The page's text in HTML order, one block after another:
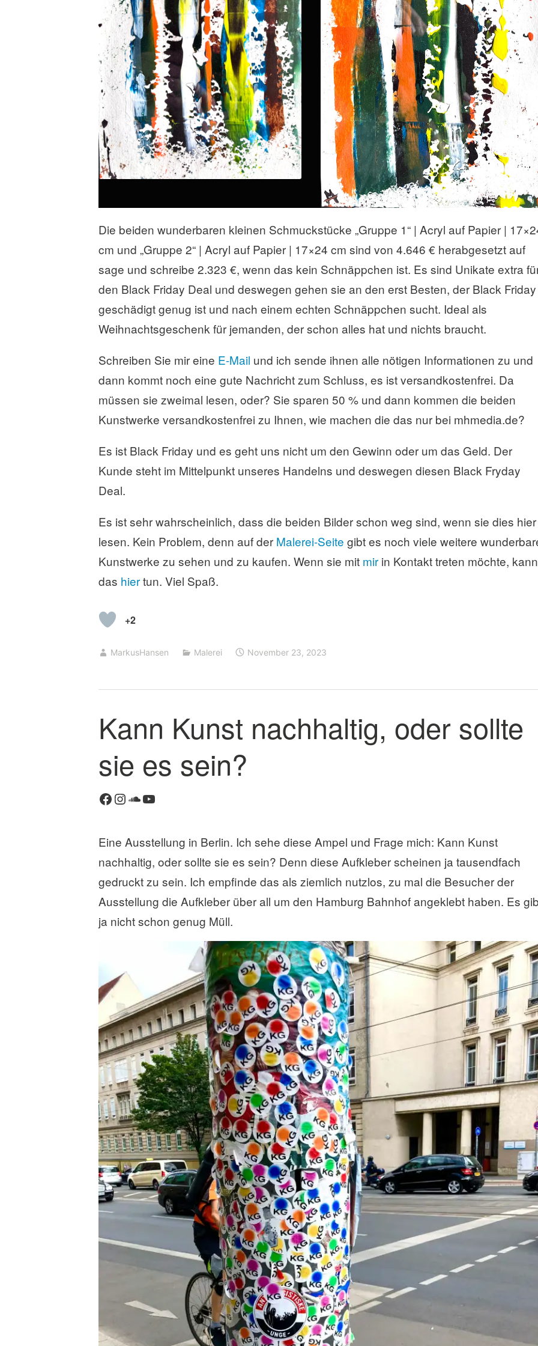
Die beiden wunderbaren kleinen Schmuckstücke „Gruppe 1“ | Acryl auf Papier |
cm und „Gruppe 2“ | Acryl auf Papier | 17×24 cm sind von 4.646 € herabgesetzt auf
sage und schreibe 2.323 €, wenn das kein Schnäppchen ist. Es sind Unikate extra
den Black Friday Deal und deswegen gehen sie an den erst Besten, der Black Friday
geschädigt genug ist und nach einem echten Schnäppchen sucht. Ideal als
Weihnachtsgeschenk für jemanden, der schon alles hat und nichts braucht.
Schreiben Sie mir eine E-Mail und ich sende ihnen alle nötigen Informationen zu und
dann kommt noch eine gute Nachricht zum Schluss, es ist versandkostenfrei. Da
müssen sie zweimal lesen, oder? Sie sparen 50 % und dann kommen die beiden
Kunstwerke versandkostenfrei zu Ihnen, wie machen die das nur bei mhmedia.de?
Es ist Black Friday und es geht uns nicht um den Gewinn oder um das Geld. Der
Kunde steht im Mittelpunkt unseres Handelns und deswegen diesen Black Fryday
Deal.
Es ist sehr wahrscheinlich, dass die beiden Bilder schon weg sind, wenn sie dies hier
lesen. Kein Problem, denn auf der Malerei-Seite gibt es noch viele weitere
Kunstwerke zu sehen und zu kaufen. Wenn sie mit mirin Kontakt treten möchte, kann
das hiertun. Viel Spaß.
+2
MarkusHansen Malerei November 23, 2023
Kann Kunst nachhaltig, oder sollte
sie es sein?
Facebook
Instagram
SoundCloud
YouTube
Eine Ausstellung in Berlin. Ich sehe diese Ampel und Frage mich: Kann Kunst
nachhaltig, oder sollte sie es sein? Denn diese Aufkleber scheinen ja tausendfach
gedruckt zu sein. Ich empfinde das als ziemlich nutzlos, zu mal die Besucher der
Ausstellung die Aufkleber über all um den Hamburg Bahnhof angeklebt haben. Es
ja nicht schon genug Müll.
m
h
t
e
a
s
s
e
n